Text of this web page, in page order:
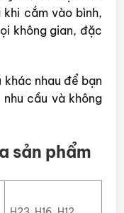
cắm vào bình,
không gian, đặc
khác nhau để bạn
cầu và không
sản phẩm